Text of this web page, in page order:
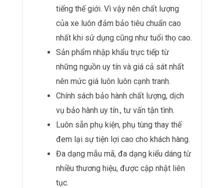
tiếng thế giới. Vì vậy nên chất lượng
của xe luôn đảm bảo tiêu chuẩn cao
nhất khi sử dụng cũng như tuổi thọ cao.
Sản phẩm nhập khẩu trực tiếp từ
những nguồn uy tín và giá cả sát nhất
nên mức giá luôn luôn cạnh tranh.
Chính sách bảo hành chất lượng, dịch
vụ bảo hành uy tín., tư vấn tận tình.
Luôn sẵn phụ kiện, phụ tùng thay thế
đem lại sự tiện lợi cao cho khách hàng.
Đa dạng mẫu mã, đa dạng kiểu dáng từ
nhiều thương hiệu, được cập nhật liên
tục.